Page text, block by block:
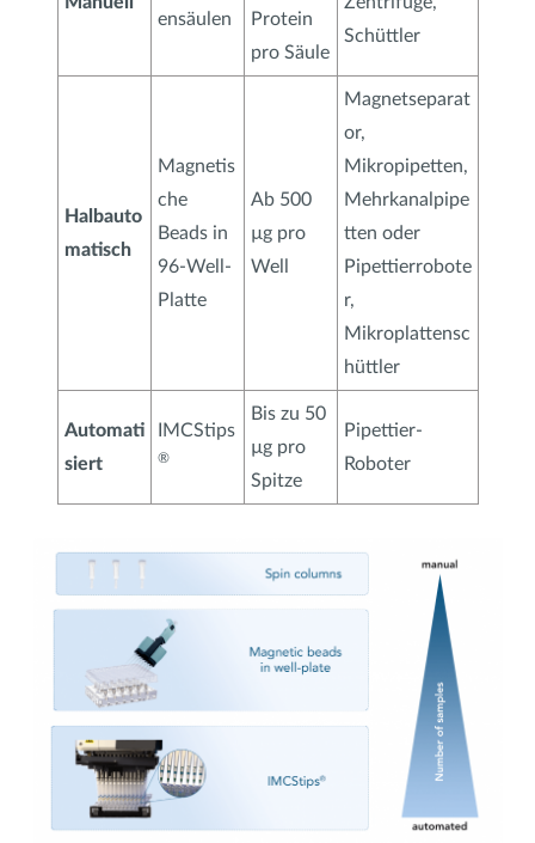
ensäulen
Protein
pro Säule
Schüttler
Halbauto
matisch
Magnetis
che
Beads in
96-Well-
Platte
Ab 500
µg pro
Well
Magnetseparat
or,
Mikropipetten,
Mehrkanalpipe
tten oder
Pipettierrobote
r,
Mikroplattensc
hüttler
Automati
siert
IMCStips
®
Bis zu 50
µg pro
Spitze
Pipettier-
Roboter